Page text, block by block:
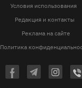
Условия использования
Редакция и контакты
Реклама на сайте
Политика